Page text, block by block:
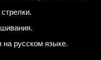
на русском языке.